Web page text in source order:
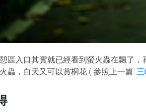
區入口其實就已經看到螢火蟲在飄了
蟲，白天又可以賞桐花 ( 參照上一篇: